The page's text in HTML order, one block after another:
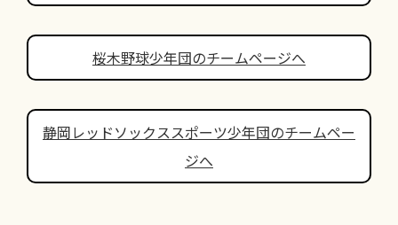
桜木野球少年団のチームページへ
静岡レッドソックススポーツ少年団のチームペー
ジへ